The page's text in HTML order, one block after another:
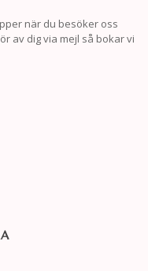
när du besöker oss
av dig via mejl så bokar vi